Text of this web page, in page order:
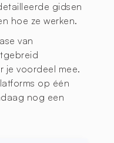
gidsen
hoe ze werken.
van
je voordeel mee.
op één
nog een